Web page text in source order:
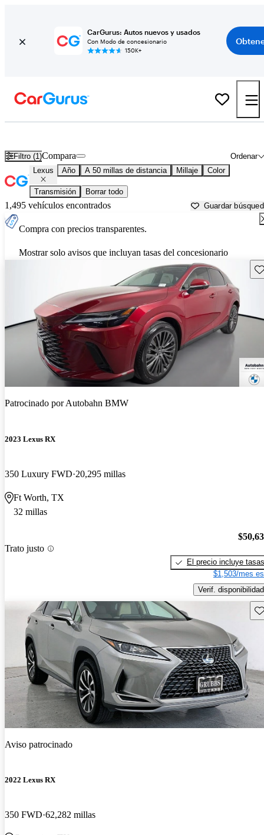
CarGurus: Autos nuevos y usados
Con Modo de concesionario
150K+
Filtro (1) Ordenar
Compara
Lexus Año A 50 millas de distancia Millaje Color
Transmisión Borrar todo
1,495 vehículos encontrados Guardar
Compra con precios transparentes.
Mostrar solo avisos que incluyan tasas del concesionario
Patrocinado porAutobahn BMW
2023 Lexus RX
350 Luxury FWD 20,295 millas
Ft Worth, TX
32 millas
Trato justo
El precio incluye tasas
$1,503/mes
Verif. disponibilidad
Aviso patrocinado
2022 Lexus RX
350 FWD 62,282 millas